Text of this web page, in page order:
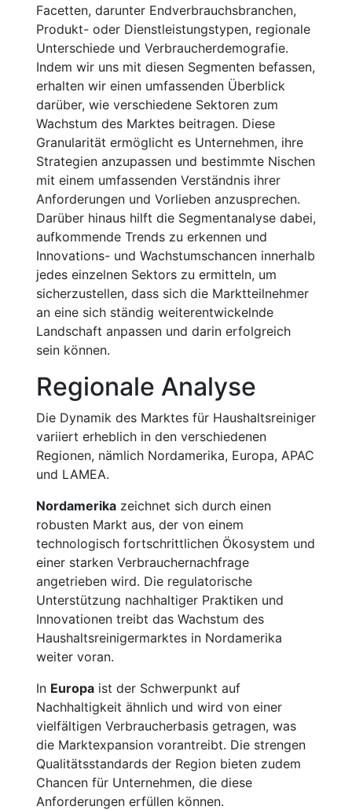
Facetten, darunter Endverbrauchsbranchen,
Produkt- oder Dienstleistungstypen, regionale
Unterschiede und Verbraucherdemografie.
Indem wir uns mit diesen Segmenten befassen,
erhalten wir einen umfassenden Überblick
darüber, wie verschiedene Sektoren zum
Wachstum des Marktes beitragen. Diese
Granularität ermöglicht es Unternehmen, ihre
Strategien anzupassen und bestimmte Nischen
mit einem umfassenden Verständnis ihrer
Anforderungen und Vorlieben anzusprechen.
Darüber hinaus hilft die Segmentanalyse dabei,
aufkommende Trends zu erkennen und
Innovations- und Wachstumschancen innerhalb
jedes einzelnen Sektors zu ermitteln, um
sicherzustellen, dass sich die Marktteilnehmer
an eine sich ständig weiterentwickelnde
Landschaft anpassen und darin erfolgreich
sein können.
Regionale Analyse
Die Dynamik des Marktes für Haushaltsreiniger
variiert erheblich in den verschiedenen
Regionen, nämlich Nordamerika, Europa, APAC
und LAMEA.
Nordamerika zeichnet sich durch einen
robusten Markt aus, der von einem
technologisch fortschrittlichen Ökosystem und
einer starken Verbrauchernachfrage
angetrieben wird. Die regulatorische
Unterstützung nachhaltiger Praktiken und
Innovationen treibt das Wachstum des
Haushaltsreinigermarktes in Nordamerika
weiter voran.
In Europa ist der Schwerpunkt auf
Nachhaltigkeit ähnlich und wird von einer
vielfältigen Verbraucherbasis getragen, was
die Marktexpansion vorantreibt. Die strengen
Qualitätsstandards der Region bieten zudem
Chancen für Unternehmen, die diese
Anforderungen erfüllen können.